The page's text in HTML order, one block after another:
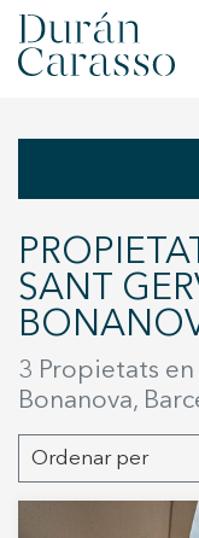
VENDRE
OBRA NOVA
INVERSIONS
GRUP DC
PROPIETATS EN VENDA A
SANT
3 Propietats en
Bonanova,
Ordenar per